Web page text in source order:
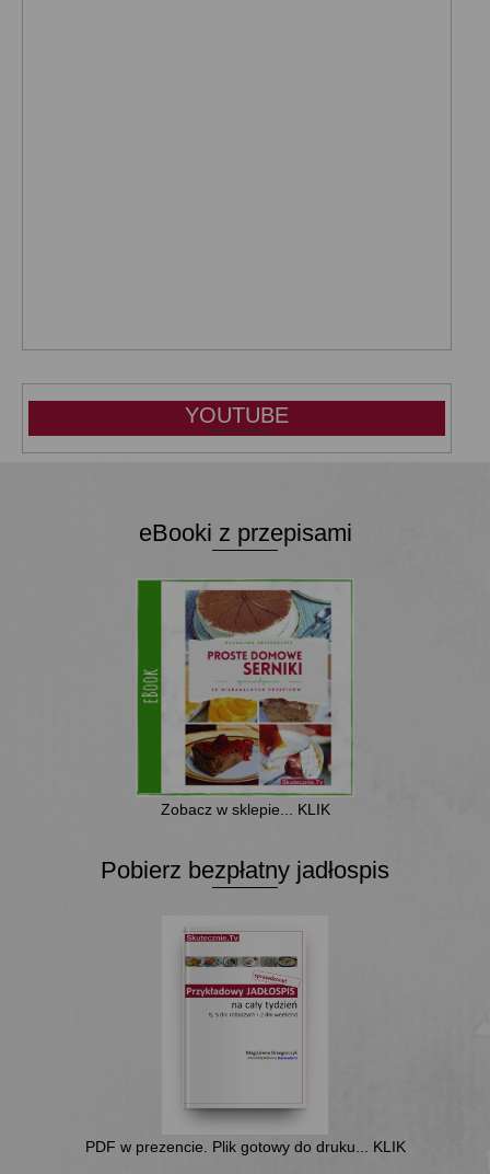
YOUTUBE
eBooki z przepisami
Zobacz w sklepie... KLIK
Pobierz bezpłatny jadłospis
PDF w prezencie. Plik gotowy do druku... KLIK